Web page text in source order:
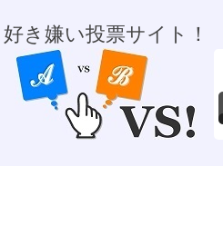
好き嫌い投票サイト！